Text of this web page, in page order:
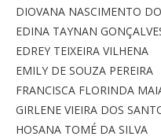
DIOVANA NASCIMENTO
EDINA TAYNAN
EDREY TEIXEIRA VILHENA
EMILY DE SOUZA PEREIRA
FRANCISCA FLORINDA
GIRLENE VIEIRA DOS
HOSANA TOMÉ DA SILVA